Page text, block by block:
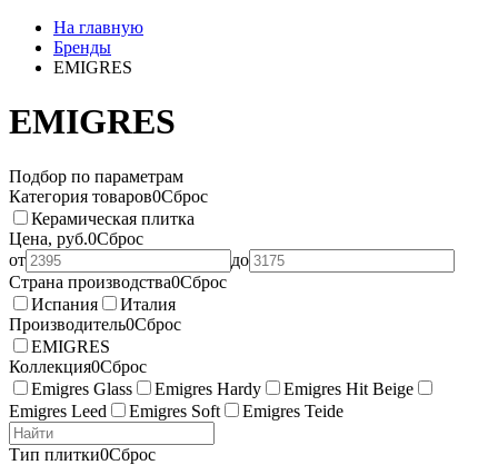
На главную
Бренды
EMIGRES
EMIGRES
Подбор по параметрам
Категория товаров0Сброс
Керамическая плитка
Цена, руб.0Сброс
от
до
Страна производства0Сброс
Испания
Италия
Производитель0Сброс
EMIGRES
Коллекция0Сброс
Emigres Glass
Emigres Hardy
Emigres Hit Beige
Emigres Leed
Emigres Soft Emigres Teide
Тип плитки0Сброс